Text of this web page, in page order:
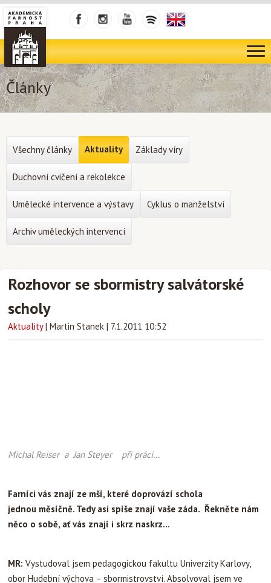
Články
Rozhovor se sbormistry salvátorské
scholy
Aktuality | Martin Stanek | 7.1.2011 10:52
Michal Reiser a Jan Steyer při práci...
Farníci vás znají ze mší, které doprovází schola
jednou měsíčně. Tedy asi spíše znají vaše záda. Řekněte nám
něco o sobě, ať vás znají i skrz naskrz...
MR: Vystudoval jsem pedagogickou fakultu Univerzity Karlovy,
obor Hudební výchova – sbormistrovství. Absolvoval jsem ve
Všechny články Aktuality Základy víry
Duchovní cvičení a rekolekce
Umělecké intervence a výstavy Cyklus o manželství
Archiv uměleckých intervencí